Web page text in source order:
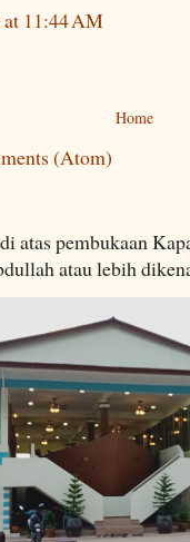
at 11:44 AM
Home
(Atom)
atas pembukaan
atau lebih